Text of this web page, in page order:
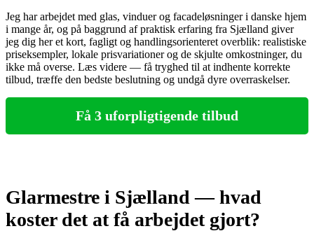
Jeg har arbejdet med glas, vinduer og facadeløsninger i danske hjem
i mange år, og på baggrund af praktisk erfaring fra Sjælland giver
jeg dig her et kort, fagligt og handlingsorienteret overblik: realistiske
priseksempler, lokale prisvariationer og de skjulte omkostninger, du
ikke må overse. Læs videre — få tryghed til at indhente korrekte
tilbud, træffe den bedste beslutning og undgå dyre overraskelser.
Få 3 uforpligtigende tilbud
Glarmestre i Sjælland — hvad
koster det at få arbejdet gjort?